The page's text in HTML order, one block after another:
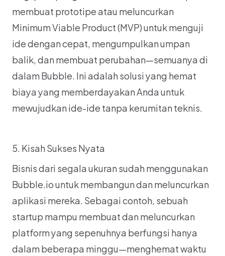
membuat prototipe atau meluncurkan
Minimum Viable Product (MVP) untuk menguji
ide dengan cepat, mengumpulkan umpan
balik, dan membuat perubahan—semuanya di
dalam Bubble. Ini adalah solusi yang hemat
biaya yang memberdayakan Anda untuk
mewujudkan ide-ide tanpa kerumitan teknis.
5. Kisah Sukses Nyata
Bisnis dari segala ukuran sudah menggunakan
Bubble.io untuk membangun dan meluncurkan
aplikasi mereka. Sebagai contoh, sebuah
startup mampu membuat dan meluncurkan
platform yang sepenuhnya berfungsi hanya
dalam beberapa minggu—menghemat waktu